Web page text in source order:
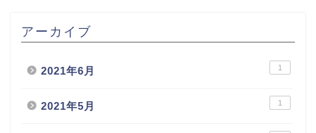
アーカイブ
2021年6月 1
2021年5月 1